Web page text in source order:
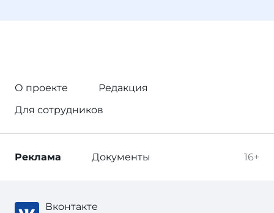
О проекте
Редакция
Для сотрудников
16+
Реклама Документы
Вконтакте